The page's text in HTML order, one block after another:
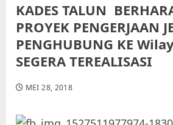
KADES TALUN
PROYEK PENGERJAAN
PENGHUBUNG KE
SEGERA TEREALISASI
MEI 28, 2018